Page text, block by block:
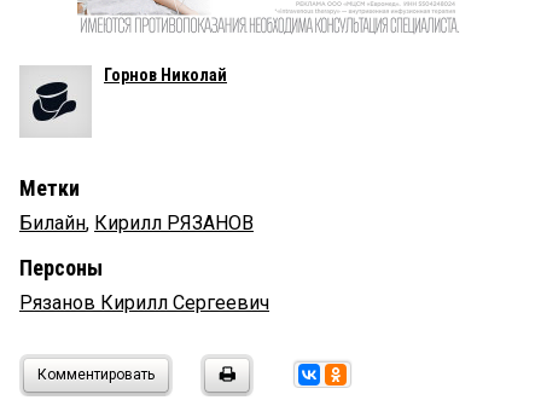
Горнов Николай
Метки
Билайн, Кирилл РЯЗАНОВ
Персоны
Рязанов Кирилл Сергеевич
Комментировать